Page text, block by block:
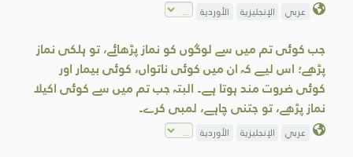
عربي الإنجليزية الأوردية
جب کوئی تم میں سے لوگوں کو نماز پڑھائے، تو ہلکی نماز
پڑھے؛ اس لیے کہ ان میں کوئی ناتواں، کوئی بیمار اور
کوئی ضروت مند ہوتا ہے۔ البتہ جب تم میں سے کوئی اکیلا
نماز پڑھے، تو جتنی چاہے، لمبی کرے۔
عربي الإنجليزية الأوردية